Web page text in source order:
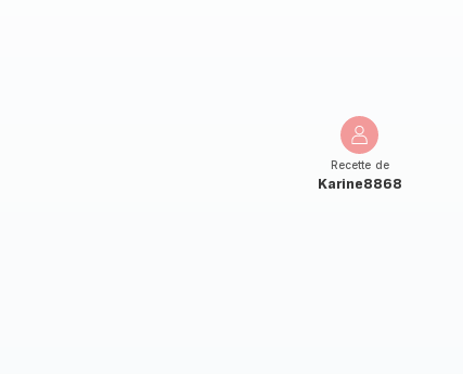
Recette de
Karine8868